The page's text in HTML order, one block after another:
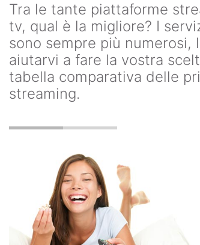
Tra le tante piattaforme
tv, qual è la migliore? I
sono sempre più numerosi,
aiutarvi a fare la vostra
tabella comparativa delle
streaming.